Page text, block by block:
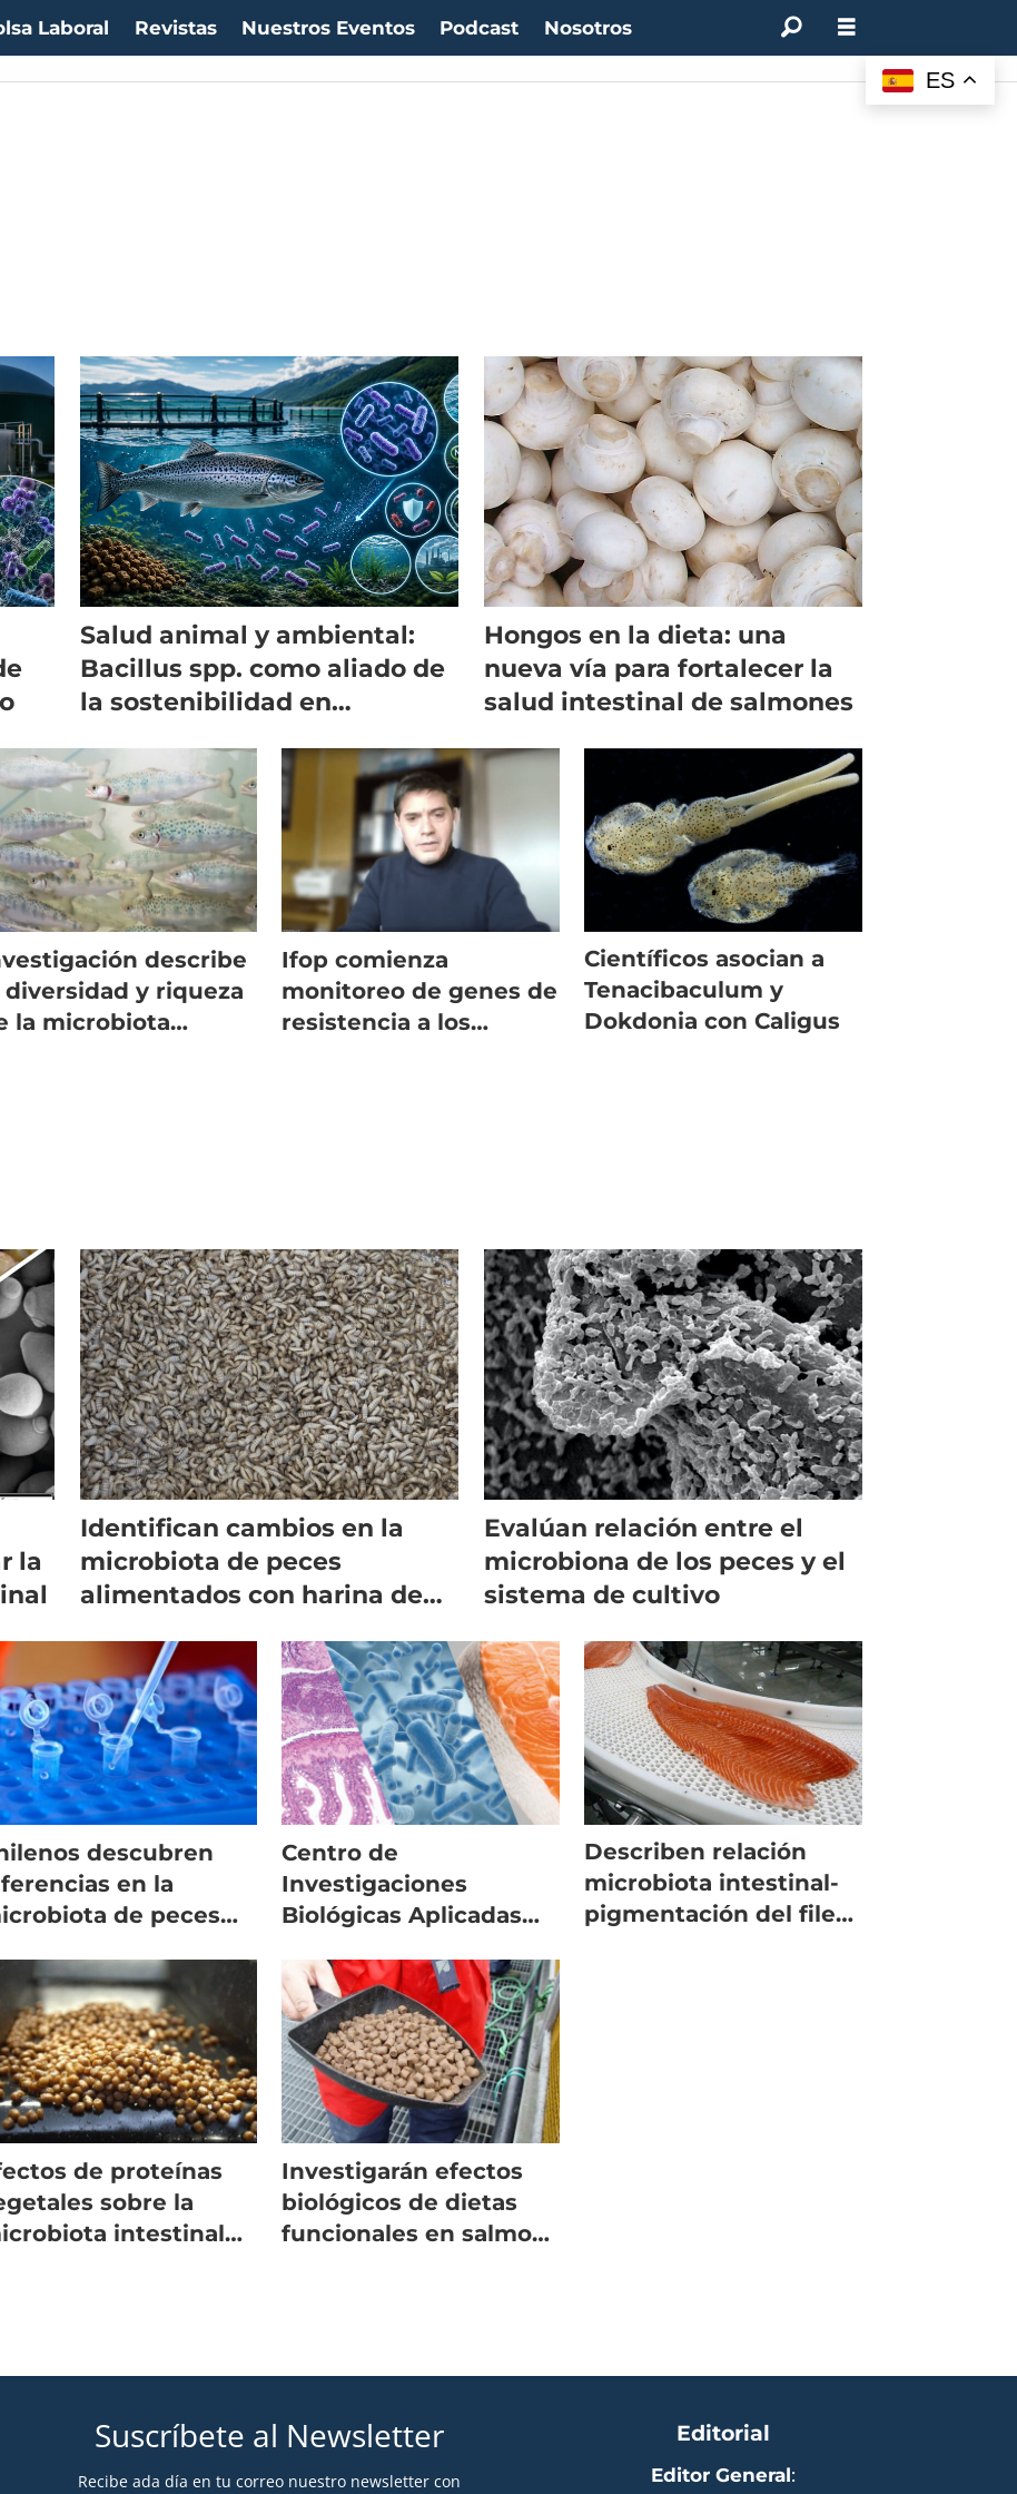
Laboral Revistas Nuestros Eventos Podcast Nosotros
Salud animal y ambiental:
Bacillus spp. como aliado de
la sostenibilidad en
Hongos en la dieta: una
nueva vía para fortalecer la
salud intestinal de salmones
describe
diversidad y riqueza
la microbiota
Ifop comienza
monitoreo de genes de
resistencia a los
Científicos asocian a
Tenacibaculum y
Dokdonia con Caligus
la
Identifican cambios en la
microbiota de peces
alimentados con harina de
Evalúan relación entre el
microbiona de los peces y el
sistema de cultivo
descubren
en la
de peces
Centro de
Investigaciones
Biológicas Aplicadas
salmón
Describen relación
microbiota intestinal-
pigmentación del filete
de proteínas
sobre la
intestinal
Investigarán efectos
biológicos de dietas
funcionales en salmo
Suscríbete al Newsletter
Recibe ada día en tu correo nuestro newsletter con
Editorial
Editor General:
ES